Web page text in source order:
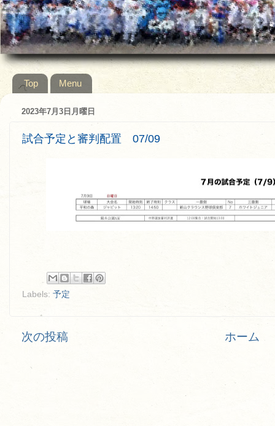
Top Menu
2023年7月3日月曜日
試合予定と審判配置 07/09
Labels: 予定
次の投稿 ホーム